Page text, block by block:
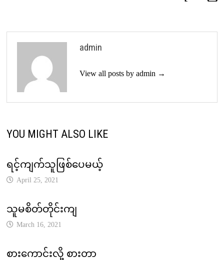
admin
View all posts by admin →
YOU MIGHT ALSO LIKE
ရင့်ကျက်သူဖြစ်ပေမယ့်
April 25, 2021
သူမစိတ်တိုင်းကျ
March 16, 2021
စားကောင်းလို့ စားတာ